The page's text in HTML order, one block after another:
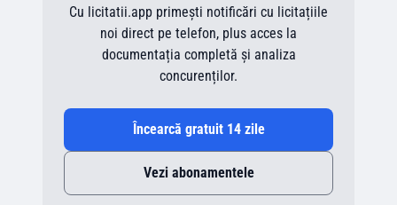
Cu licitatii.app primești notificări cu licitațiile
noi direct pe telefon, plus acces la
documentația completă și analiza
concurenților.
Încearcă gratuit 14 zile
Vezi abonamentele